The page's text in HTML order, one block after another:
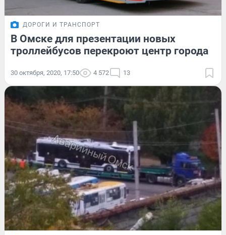
ДОРОГИ И ТРАНСПОРТ
В Омске для презентации новых
троллейбусов перекроют центр города
30 октября, 2020, 17:50 4 572 13